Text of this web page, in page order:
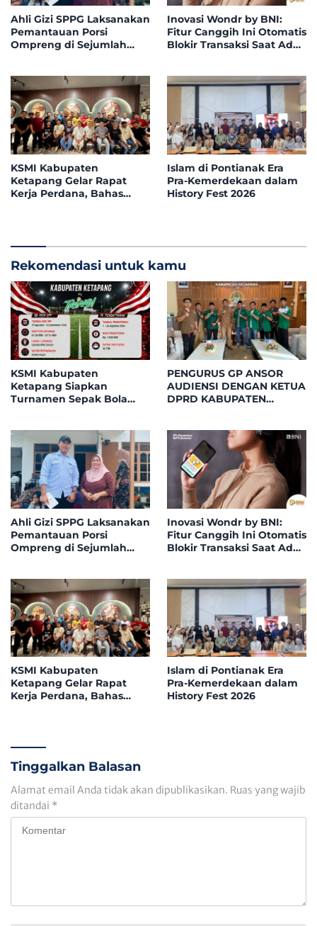
Ahli Gizi SPPG Laksanakan
Pemantauan Porsi
Ompreng di Sejumlah
Kayong
Inovasi Wondr by BNI:
Fitur Canggih Ini Otomatis
Blokir Transaksi Saat Ada
KSMI Kabupaten
Ketapang Gelar Rapat
Kerja Perdana, Bahas
Islam di Pontianak Era
Pra-Kemerdekaan dalam
History Fest 2026
Rekomendasi untuk kamu
KSMI Kabupaten
Ketapang Siapkan
Turnamen Sepak Bola
Bersaing di Garuda Mini
Soccer
PENGURUS GP ANSOR
AUDIENSI DENGAN KETUA
DPRD KABUPATEN
KEBANGSAAN
Ahli Gizi SPPG Laksanakan
Pemantauan Porsi
Ompreng di Sejumlah
Kayong
Inovasi Wondr by BNI:
Fitur Canggih Ini Otomatis
Blokir Transaksi Saat Ada
KSMI Kabupaten
Ketapang Gelar Rapat
Kerja Perdana, Bahas
Islam di Pontianak Era
Pra-Kemerdekaan dalam
History Fest 2026
Tinggalkan Balasan
Alamat email Anda tidak akan dipublikasikan. Ruas yang wajib
ditandai *